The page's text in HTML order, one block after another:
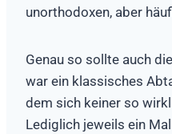
unorthodoxen, aber
Genau so sollte auch
war ein klassisches
dem sich keiner so
Lediglich jeweils ein